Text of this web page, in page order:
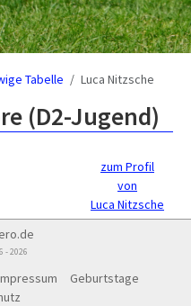
Tabelle Luca Nitzsche
(D2-Jugend)
zum Profil
von
Luca Nitzsche
- 2026
Geburtstage